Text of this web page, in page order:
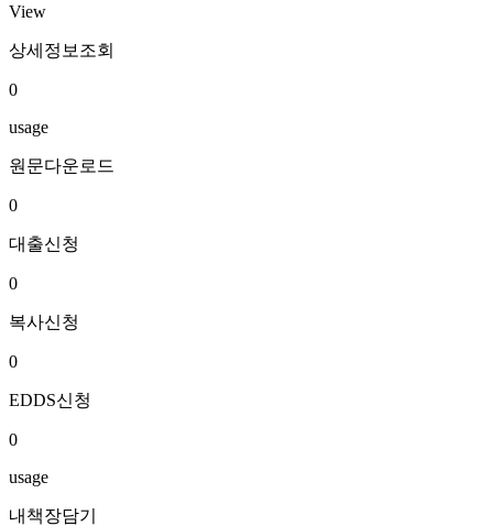
View
상세정보조회
0
usage
원문다운로드
0
대출신청
0
복사신청
0
EDDS신청
0
usage
내책장담기